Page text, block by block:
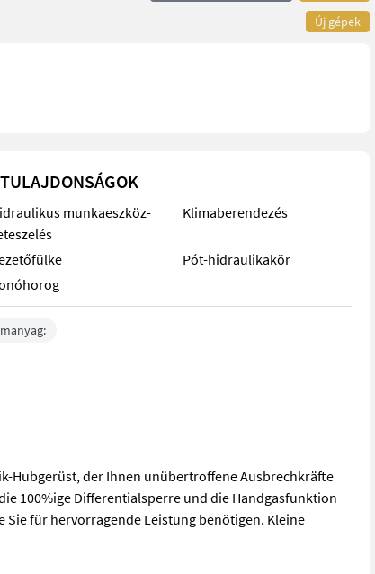
Új gépek
TULAJDONSÁGOK
munkaeszköz-
Klimaberendezés
Pót-hidraulikakör
Hubgerüst, der Ihnen unübertroffene Ausbrechkräfte
100%ige Differentialsperre und die Handgasfunktion
Sie für hervorragende Leistung benötigen. Kleine
mit Z-Kinematik-Hubgerüst, der Ihnen